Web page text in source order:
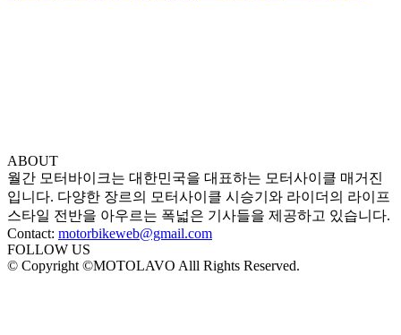
ABOUT
월간 모터바이크는 대한민국을 대표하는 모터사이클 매거진
입니다. 다양한 장르의 모터사이클 시승기와 라이더의 라이프
스타일 전반을 아우르는 폭넓은 기사들을 제공하고 있습니다.
Contact: motorbikeweb@gmail.com
FOLLOW US
© Copyright ©MOTOLAVO Alll Rights Reserved.